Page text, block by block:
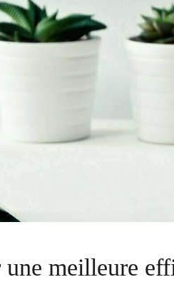
une meilleure